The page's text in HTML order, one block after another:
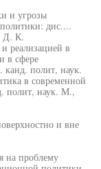
и угрозы
дис....
Д. К.
реализацией в
в сфере
канд. полит, наук.
в современной
полит, наук. М.,
и вне
на проблему